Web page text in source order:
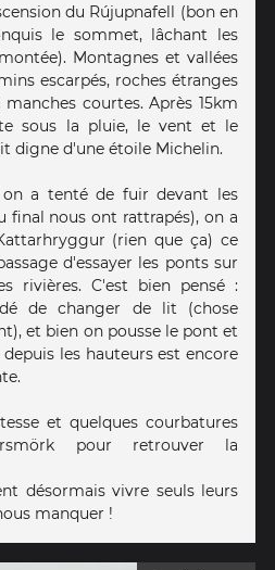
du Rújupnafell (bon en
le sommet, lâchant les
Montagnes et vallées
escarpés, roches étranges
courtes. Après 15km
sous la pluie, le vent et le
digne d'une étoile Michelin.
on a tenté de fuir devant les
final nous ont rattrapés), on a
(rien que ça) ce
d'essayer les ponts sur
rivières. C'est bien pensé :
de changer de lit (chose
et bien on pousse le pont et
les hauteurs est encore
et quelques courbatures
pour retrouver la
désormais vivre seuls leurs
manquer !